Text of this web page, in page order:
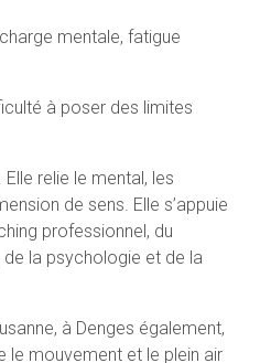
relie le mental, les
de sens. Elle s’appuie
la psychologie et de la
à Denges également,
le mouvement et le plein air
et développement